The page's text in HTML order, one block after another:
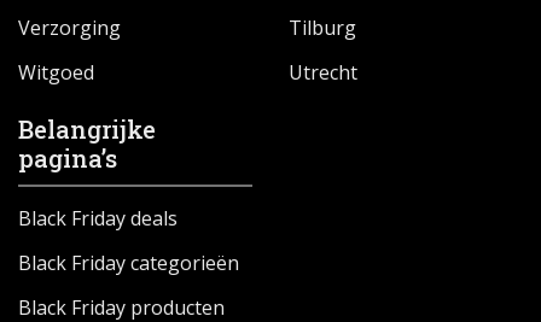
Verzorging
Witgoed
Tilburg
Utrecht
Belangrijke
pagina’s
Black Friday deals
Black Friday categorieën
Black Friday producten